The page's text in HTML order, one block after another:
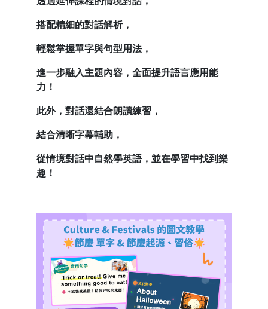
搭配精細的對話解析，
輕鬆掌握單字與句型用法，
進一步融入主題內容，全面提升語言應用能
力！
此外，對話還結合朗讀練習，
結合清晰字幕輔助，
從情境對話中自然學英語，並在學習中找到樂
趣！